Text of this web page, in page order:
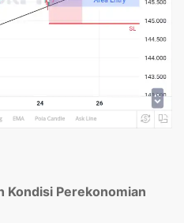
Kondisi Perekonomian